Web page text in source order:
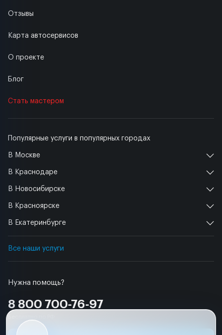
Нужна помощь?
8 800 700-76-97
Популярные услуги в популярных городах
В Москве
В Краснодаре
В Новосибирске
В Красноярске
В Екатеринбурге
Все наши услуги
Отзывы
Карта автосервисов
О проекте
Блог
Стать мастером